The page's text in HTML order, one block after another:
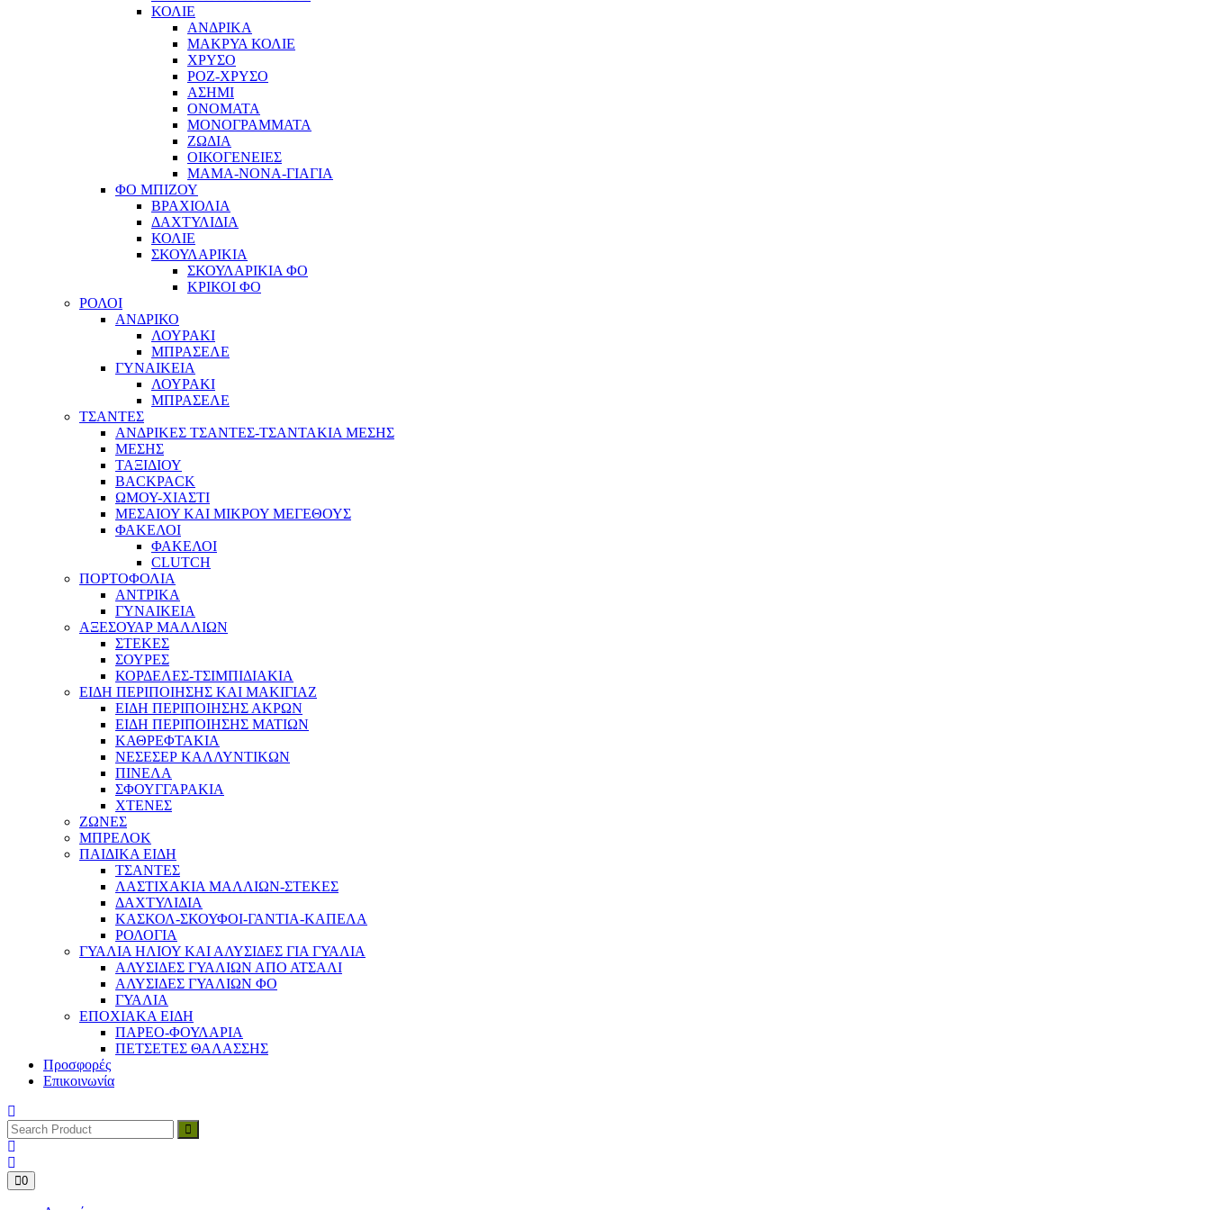
ΚΟΛΙΕ
ΑΝΔΡΙΚΑ
ΜΑΚΡΥΑ ΚΟΛΙΕ
ΧΡΥΣΟ
ΡΟΖ-ΧΡΥΣΟ
ΑΣΗΜΙ
ΟΝΟΜΑΤΑ
ΜΟΝΟΓΡΑΜΜΑΤΑ
ΖΩΔΙΑ
ΟΙΚΟΓΕΝΕΙΕΣ
ΜΑΜΑ-ΝΟΝΑ-ΓΙΑΓΙΑ
ΦΟ ΜΠΙΖΟΥ
ΒΡΑΧΙΟΛΙΑ
ΔΑΧΤΥΛΙΔΙΑ
ΚΟΛΙΕ
ΣΚΟΥΛΑΡΙΚΙΑ
ΣΚΟΥΛΑΡΙΚΙΑ ΦΟ
ΚΡΙΚΟΙ ΦΟ
ΡΟΛΟΙ
ΑΝΔΡΙΚΟ
ΛΟΥΡΑΚΙ
ΜΠΡΑΣΕΛΕ
ΓΥΝΑΙΚΕΙΑ
ΛΟΥΡΑΚΙ
ΜΠΡΑΣΕΛΕ
ΤΣΑΝΤΕΣ
ΑΝΔΡΙΚΕΣ ΤΣΑΝΤΕΣ-ΤΣΑΝΤΑΚΙΑ ΜΕΣΗΣ
ΜΕΣΗΣ
ΤΑΞΙΔΙΟΥ
BACKPACK
ΩΜΟΥ-ΧΙΑΣΤΙ
ΜΕΣΑΙΟΥ ΚΑΙ ΜΙΚΡΟΥ ΜΕΓΕΘΟΥΣ
ΦΑΚΕΛΟΙ
ΦΑΚΕΛΟΙ
CLUTCH
ΠΟΡΤΟΦΟΛΙΑ
ΑΝΤΡΙΚΑ
ΓΥΝΑΙΚΕΙΑ
ΑΞΕΣΟΥΑΡ ΜΑΛΛΙΩΝ
ΣΤΕΚΕΣ
ΣΟΥΡΕΣ
ΚΟΡΔΕΛΕΣ-ΤΣΙΜΠΙΔΙΑΚΙΑ
ΕΙΔΗ ΠΕΡΙΠΟΙΗΣΗΣ ΚΑΙ ΜΑΚΙΓΙΑΖ
ΕΙΔΗ ΠΕΡΙΠΟΙΗΣΗΣ ΑΚΡΩΝ
ΕΙΔΗ ΠΕΡΙΠΟΙΗΣΗΣ ΜΑΤΙΩΝ
ΚΑΘΡΕΦΤΑΚΙΑ
ΝΕΣΕΣΕΡ ΚΑΛΛΥΝΤΙΚΩΝ
ΠΙΝΕΛΑ
ΣΦΟΥΓΓΑΡΑΚΙΑ
ΧΤΕΝΕΣ
ΖΩΝΕΣ
ΜΠΡΕΛΟΚ
ΠΑΙΔΙΚΑ ΕΙΔΗ
ΤΣΑΝΤΕΣ
ΛΑΣΤΙΧΑΚΙΑ ΜΑΛΛΙΩΝ-ΣΤΕΚΕΣ
ΔΑΧΤΥΛΙΔΙΑ
ΚΑΣΚΟΛ-ΣΚΟΥΦΟΙ-ΓΑΝΤΙΑ-ΚΑΠΕΛΑ
ΡΟΛΟΓΙΑ
ΓΥΑΛΙΑ ΗΛΙΟΥ ΚΑΙ ΑΛΥΣΙΔΕΣ ΓΙΑ ΓΥΑΛΙΑ
ΑΛΥΣΙΔΕΣ ΓΥΑΛΙΩΝ ΑΠΟ ΑΤΣΑΛΙ
ΑΛΥΣΙΔΕΣ ΓΥΑΛΙΩΝ ΦΟ
ΓΥΑΛΙΑ
ΕΠΟΧΙΑΚΑ ΕΙΔΗ
ΠΑΡΕΟ-ΦΟΥΛΑΡΙΑ
ΠΕΤΣΕΤΕΣ ΘΑΛΑΣΣΗΣ
Προσφορές
Επικοινωνία
0